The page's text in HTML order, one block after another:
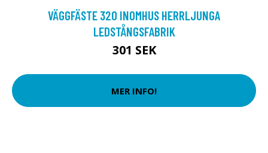
VÄGGFÄSTE 320 INOMHUS HERRLJUNGA
LEDSTÅNGSFABRIK
301 SEK
MER INFO!